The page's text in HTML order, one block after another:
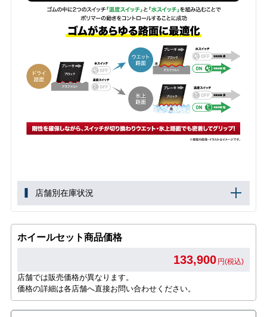
店舗別在庫状況
ホイールセット商品価格
133,900 円(税込)
店舗では販売価格が異なります。
価格の詳細は各店舗へ直接お問い合わせください。